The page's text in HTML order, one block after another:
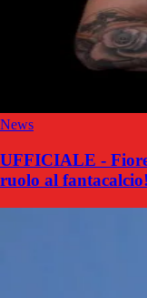
News
UFFICIALE -
ruolo al